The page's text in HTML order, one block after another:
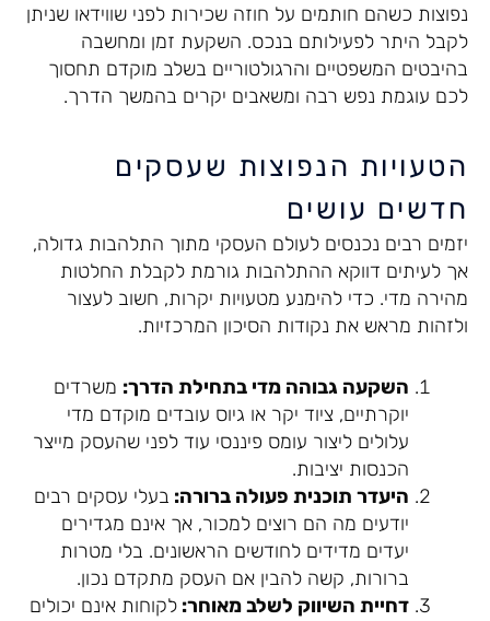
נפוצות כשהם חותמים על חוזה שכירות לפני שווידאו שניתן
לקבל היתר לפעילותם בנכס. השקעת זמן ומחשבה
בהיבטים המשפטיים והרגולטוריים בשלב מוקדם תחסוך
לכם עוגמת נפש רבה ומשאבים יקרים בהמשך הדרך.
הטעויות הנפוצות שעסקים
חדשים עושים
יזמים רבים נכנסים לעולם העסקי מתוך התלהבות גדולה,
אך לעיתים דווקא ההתלהבות גורמת לקבלת החלטות
מהירה מדי. כדי להימנע מטעויות יקרות, חשוב לעצור
ולזהות מראש את נקודות הסיכון המרכזיות.
השקעה גבוהה מדי בתחילת הדרך: משרדים
יוקרתיים, ציוד יקר או גיוס עובדים מוקדם מדי
עלולים ליצור עומס פיננסי עוד לפני שהעסק מייצר
הכנסות יציבות.
היעדר תוכנית פעולה ברורה: בעלי עסקים רבים
יודעים מה הם רוצים למכור, אך אינם מגדירים
יעדים מדידים לחודשים הראשונים. בלי מטרות
ברורות, קשה להבין אם העסק מתקדם נכון.
דחיית השיווק לשלב מאוחר: לקוחות אינם יכולים